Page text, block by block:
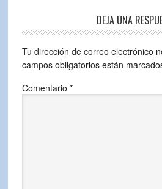
DEJA UNA
Tu dirección de correo electrónico
campos obligatorios están
Comentario *